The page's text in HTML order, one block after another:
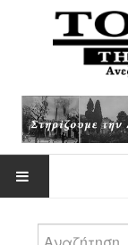
Αναζήτηση